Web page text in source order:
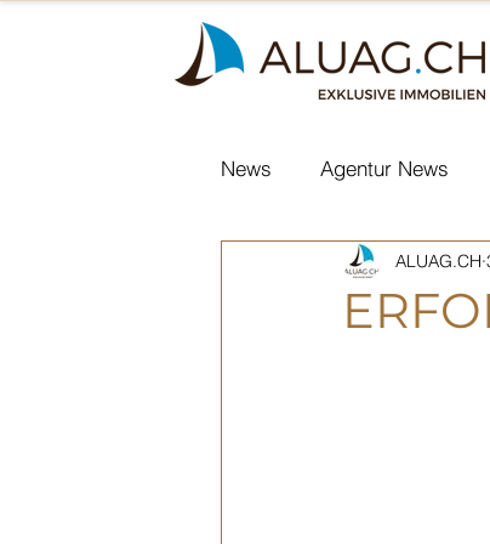
News Agentur News
In den MedienALUAG.CH